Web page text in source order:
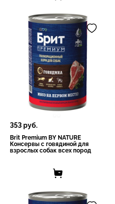
353руб.
Brit Premium BY NATURE
Консервы с говядиной для
взрослых собак всех пород